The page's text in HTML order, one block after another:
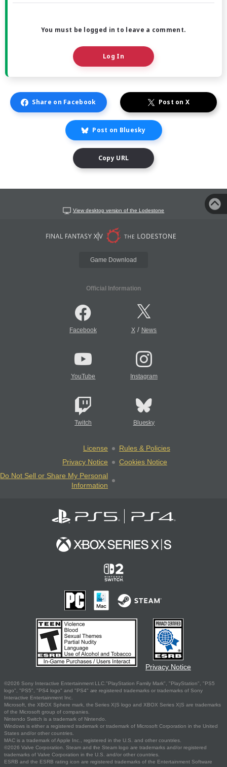
You must be logged in to leave a comment.
Log In
Share on Facebook Post on X
Post on Bluesky
Copy URL
View desktop version of the Lodestone
Game Download
Official Information
Facebook X/ News
YouTube Instagram
Twitch Bluesky
License
Rules & Policies
Privacy Notice
Cookies Notice
Do Not Sell or Share My Personal
Information
Privacy Notice
©2026 Sony Interactive Entertainment LLC."PlayStation Family Mark", "PlayStation", "PS5
logo", "PS5", "PS4 logo" and "PS4" are registered trademarks or trademarks of Sony
Interactive Entertainment Inc.
Microsoft, the XBOX Sphere mark, the Series X|S logo and XBOX Series X|S are trademarks
of the Microsoft group of companies.
Nintendo Switch is a trademark of Nintendo.
Windows is either a registered trademark or trademark of Microsoft Corporation in the United
States and/or other countries.
MAC is a trademark of Apple Inc., registered in the U.S. and other countries.
©2026 Valve Corporation. Steam and the Steam logo are trademarks and/or registered
trademarks of Valve Corporation in the U.S. and/or other countries.
ESRB and the ESRB rating icon are registered trademarks of the Entertainment Software